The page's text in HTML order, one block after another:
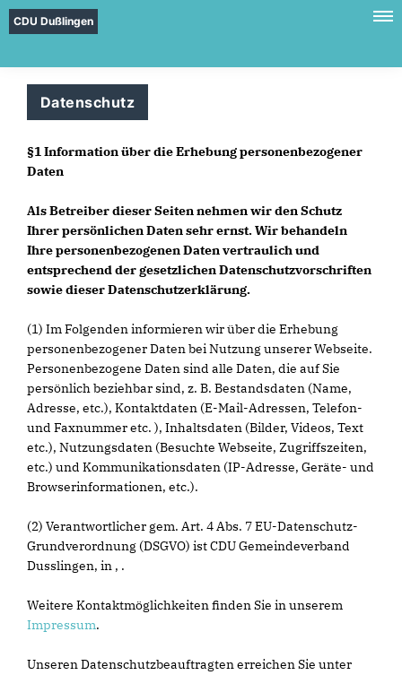
CDU Dußlingen
Datenschutz
§1 Information über die Erhebung personenbezogener
Daten
Als Betreiber dieser Seiten nehmen wir den Schutz
Ihrer persönlichen Daten sehr ernst. Wir behandeln
Ihre personenbezogenen Daten vertraulich und
entsprechend der gesetzlichen Datenschutzvorschriften
sowie dieser Datenschutzerklärung.
(1) Im Folgenden informieren wir über die Erhebung
personenbezogener Daten bei Nutzung unserer Webseite.
Personenbezogene Daten sind alle Daten, die auf Sie
persönlich beziehbar sind, z. B. Bestandsdaten (Name,
Adresse, etc.), Kontaktdaten (E-Mail-Adressen, Telefon-
und Faxnummer etc. ), Inhaltsdaten (Bilder, Videos, Text
etc.), Nutzungsdaten (Besuchte Webseite, Zugriffszeiten,
etc.) und Kommunikationsdaten (IP-Adresse, Geräte- und
Browserinformationen, etc.).
(2) Verantwortlicher gem. Art. 4 Abs. 7 EU-Datenschutz-
Grundverordnung (DSGVO) ist CDU Gemeindeverband
Dusslingen, in , .
Weitere Kontaktmöglichkeiten finden Sie in unserem
Impressum.
Unseren Datenschutzbeauftragten erreichen Sie unter